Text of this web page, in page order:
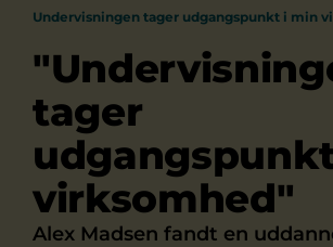
Undervisningen tager udgangspunkt i min
tager
virksomhed"
Alex Madsen fandt en